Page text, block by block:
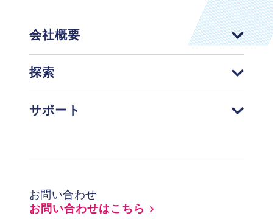
会社概要
探索
サポート
お問い合わせ
お問い合わせはこちら